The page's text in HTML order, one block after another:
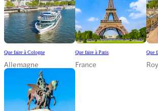
Que faire à Cologne
Allemagne
Que faire à Paris
France
Que